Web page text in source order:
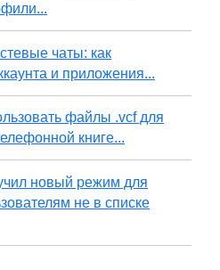
чаты: как
и приложения...
файлы .vcf для
книге...
новый режим для
не в списке